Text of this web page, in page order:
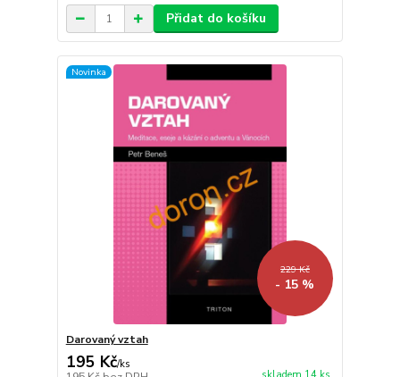
Přidat do košíku
Novinka
229 Kč
- 15 %
Darovaný vztah
195 Kč/ks